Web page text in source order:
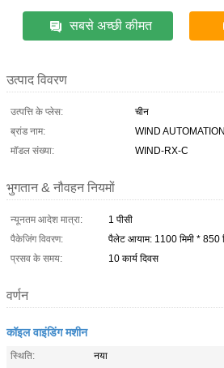
सबसे अच्छी कीमत
उत्पाद विवरण
उत्पत्ति के प्लेस:
चीन
ब्रांड नाम:
WIND AUTOMATION
मॉडल संख्या:
WIND-RX-C
भुगतान & नौवहन नियमों
न्यूनतम आदेश मात्रा:
1 पीसी
पैकेजिंग विवरण:
पैलेट आयाम: 1100 मिमी * 850
प्रसव के समय:
10 कार्य दिवस
वर्णन
कॉइल वाइंडिंग मशीन
स्थिति:
नया